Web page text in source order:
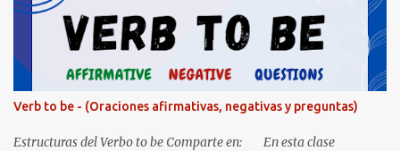
Verb to be - (Oraciones afirmativas, negativas y preguntas)
Estructuras del Verbo to be Comparte en: En esta clase